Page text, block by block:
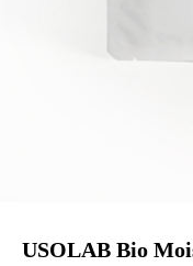
USOLAB Bio